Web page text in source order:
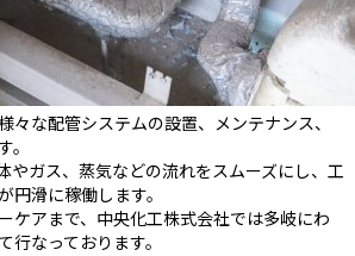
々な配管システムの設置、メンテナンス、
やガス、蒸気などの流れをスムーズにし、工
円滑に稼働します。
ケアまで、中央化工株式会社では多岐にわ
行なっております。